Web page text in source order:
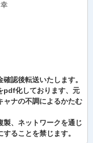
認後転送いたします。
pdf化しております、元
ャナの不調によるかたむ
製、ネットワークを通じ
ることを禁じます。